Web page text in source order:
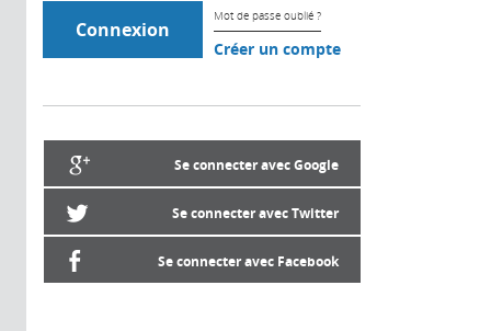
Mot de passe oublié ?
Créer un compte
Se connecter avec Google
Se connecter avec Twitter
Se connecter avec Facebook